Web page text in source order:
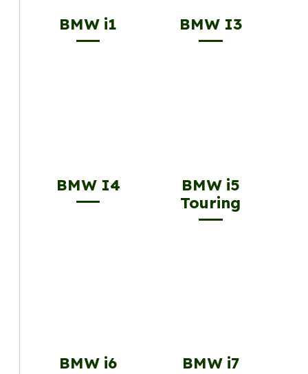
BMW i1 BMW I3
BMW I4
BMW i5
Touring
BMW i6 BMW i7